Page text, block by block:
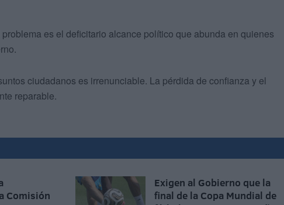
es el deficitario alcance político que abunda en quienes
ciudadanos es irrenunciable. La pérdida de confianza y el
reparable.
Comisión
Exigen al Gobierno que la
final de la Copa Mundial de